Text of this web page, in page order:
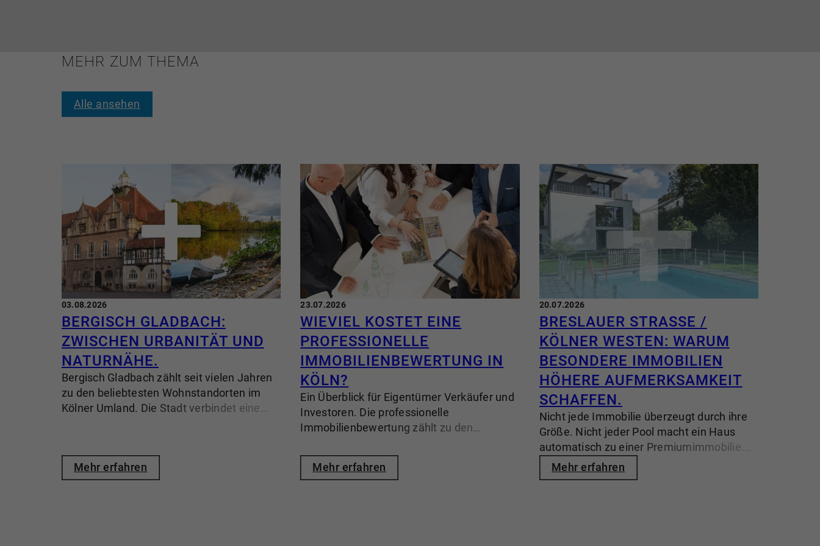
MEHR ZUM THEMA
Alle ansehen
03.08.2026
BERGISCH GLADBACH:
ZWISCHEN URBANITÄT UND
NATURNÄHE.
Bergisch Gladbach zählt seit vielen Jahren
zu den beliebtesten Wohnstandorten im
Kölner Umland. Die Stadt verbindet eine
Grün, gewachsene Wohnquartiere und ein
vielfältiges Immobilienangebot. So ist
Bergisch Gladbach für unterschiedlichste
Mehr erfahren
23.07.2026
WIEVIEL KOSTET EINE
PROFESSIONELLE
IMMOBILIENBEWERTUNG IN
KÖLN?
Ein Überblick für Eigentümer Verkäufer und
Investoren. Die professionelle
Immobilienbewertung zählt zu den
Immobilienverkaufs. Eigentümer in Köln
stellen sich dabei häufig eine zentrale
Mehr erfahren
20.07.2026
BRESLAUER STRASSE / K
ÖLNER WESTEN: WARUM B
ESONDERE IMMOBILIEN H
ÖHERE AUFMERKSAMKEIT S
CHAFFEN.
Nicht jede Immobilie überzeugt durch ihre
Größe. Nicht jeder Pool macht ein Haus
automatisch zu einer Premiumimmobilie.
Entscheidend ist das Zusammenspiel. Das
moderne Einfamilienhaus im Kölner Westen
Mehr erfahren